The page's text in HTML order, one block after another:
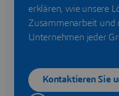
erklären, wie unsere
Zusammenarbeit und
Unternehmen jeder
Kontaktieren Sie